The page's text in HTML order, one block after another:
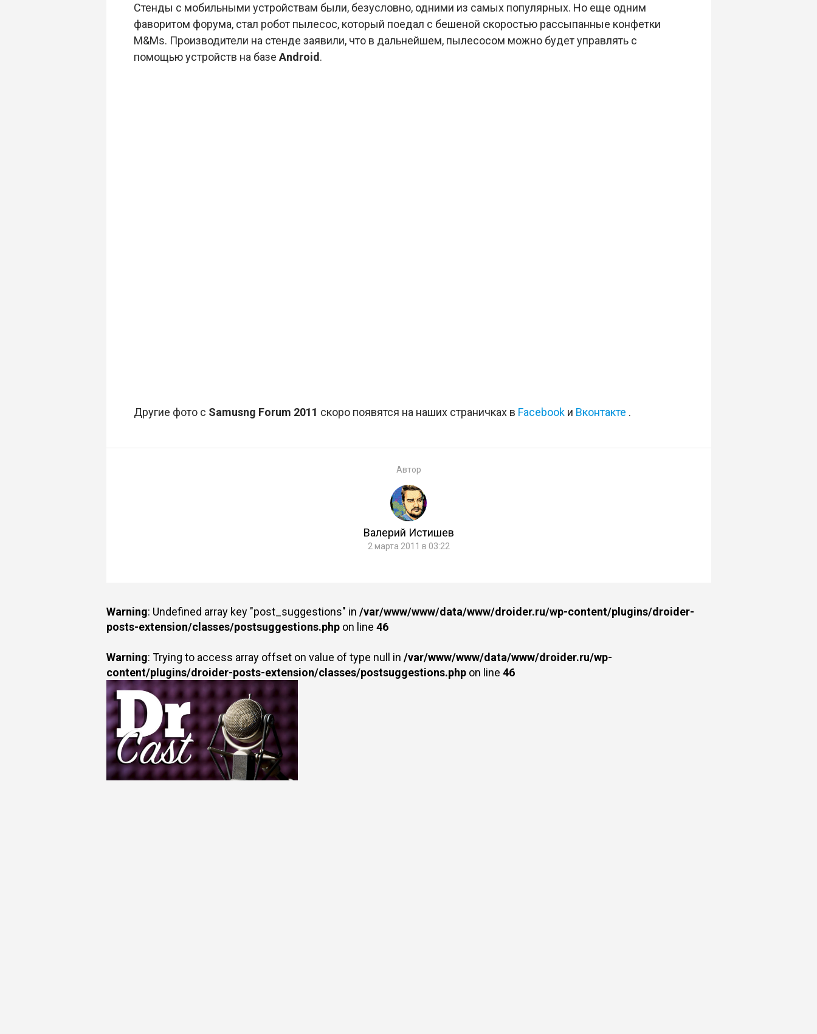
Стенды с мобильными устройствам были, безусловно, одними из самых популярных. Но еще одним
фаворитом форума, стал робот пылесос, который поедал с бешеной скоростью рассыпанные конфетки
M&Ms. Производители на стенде заявили, что в дальнейшем, пылесосом можно будет управлять с
помощью устройств на базе Android .
Другие фото с Samusng Forum 2011 скоро появятся на наших страничках в Facebookи Вконтакте .
Автор
Валерий Истишев
2 марта 2011 в 03:22
Warning: Undefined array key "post_suggestions" in /var/www/www/data/www/droider.ru/wp-content/plugins/droider-
posts-extension/classes/postsuggestions.phpon line 46
Warning: Trying to access array offset on value of type null in /var/www/www/data/www/droider.ru/wp-
content/plugins/droider-posts-extension/classes/postsuggestions.phpon line 46